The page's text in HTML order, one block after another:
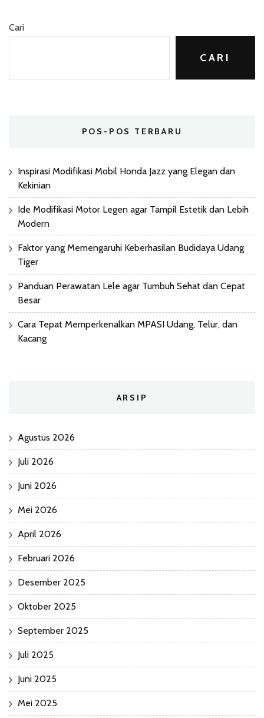
Cari
CARI
POS-POS TERBARU
Inspirasi Modifikasi Mobil Honda Jazz yang Elegan dan
Kekinian
Ide Modifikasi Motor Legen agar Tampil Estetik dan Lebih
Modern
Faktor yang Memengaruhi Keberhasilan Budidaya Udang
Tiger
Panduan Perawatan Lele agar Tumbuh Sehat dan Cepat
Besar
Cara Tepat Memperkenalkan MPASI Udang, Telur, dan
Kacang
ARSIP
Agustus 2026
Juli 2026
Juni 2026
Mei 2026
April 2026
Februari 2026
Desember 2025
Oktober 2025
September 2025
Juli 2025
Juni 2025
Mei 2025